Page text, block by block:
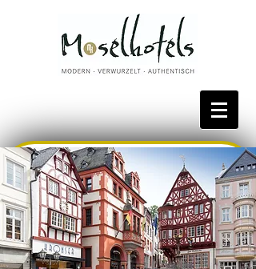
Bestpreis reservieren